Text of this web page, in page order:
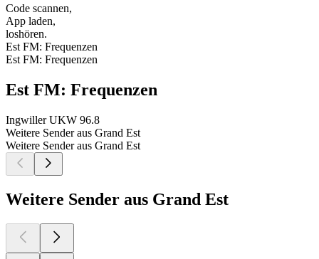
Code scannen,
App laden,
loshören.
Est FM: Frequenzen
Est FM: Frequenzen
Est FM: Frequenzen
Ingwiller UKW 96.8
Weitere Sender aus Grand Est
Weitere Sender aus Grand Est
Weitere Sender aus Grand Est